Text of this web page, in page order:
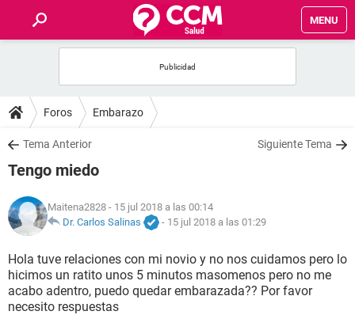
MENU
FOROS
SALUD
FAMILIA
NUTRICIÓN
BIENESTAR
SEXUALIDAD
Foros Embarazo
Tema Anterior Siguiente Tema
Tengo miedo
Maitena2828 - 15 jul 2018 a las 00:14
Dr. Carlos Salinas
- 15 jul 2018 a las 01:29
Hola tuve relaciones con mi novio y no nos cuidamos pero lo
hicimos un ratito unos 5 minutos masomenos pero no me
acabo adentro, puedo quedar embarazada?? Por favor
necesito respuestas